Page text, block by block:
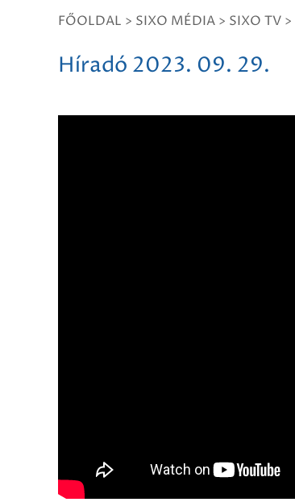
FŐOLDAL > SIXO MÉDIA > SIXO TV >
Híradó 2023. 09. 29.